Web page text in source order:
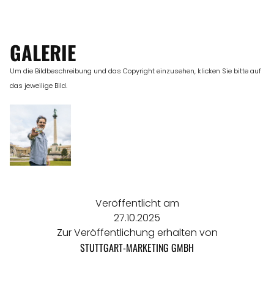
GALERIE
Um die Bildbeschreibung und das Copyright einzusehen, klicken Sie bitte auf
das jeweilige Bild.
Veröffentlicht am
27.10.2025
Zur Veröffentlichung erhalten von
STUTTGART-MARKETING GMBH